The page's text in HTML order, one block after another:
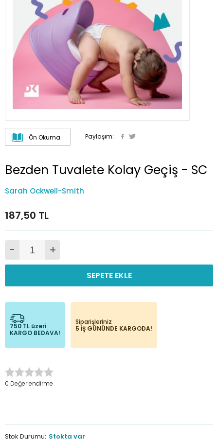
Ön Okuma Paylaşım:
Bezden Tuvalete Kolay Geçiş - SC
Sarah Ockwell-Smith
187,50 TL
- +
SEPETE EKLE
750 TL üzeri
KARGO BEDAVA!
Siparişleriniz
5 İŞ GÜNÜNDE KARGODA!
0 Değerlendirme
Stok Durumu: Stokta var